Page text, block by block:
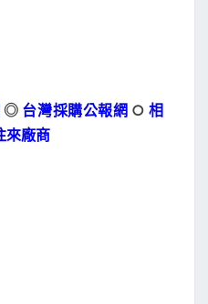
◎ 台灣採購公報網 ○ 相
來廠商